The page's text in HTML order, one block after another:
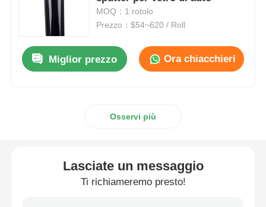
Film PDLC intelligente
Pellicola Nano Ceramica Trasparente
Vetro smart pdlc
MOQ：1 rotolo
Prezzo：$54~620 / Roll
Miglior prezzo Ora chiacchieri
Osservi più
Lasciate un messaggio
Ti richiameremo presto!